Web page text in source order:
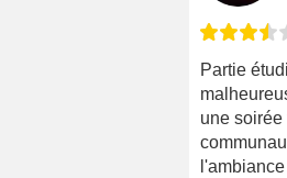
Partie
une